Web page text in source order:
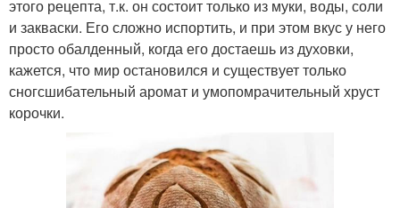
этого рецепта, т.к. он состоит только из муки, воды, соли
и закваски. Его сложно испортить, и при этом вкус у него
просто обалденный, когда его достаешь из духовки,
кажется, что мир остановился и существует только
сногсшибательный аромат и умопомрачительный хруст
корочки.